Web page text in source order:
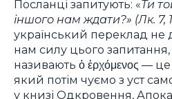
Посланці запитують: «Ти
іншого нам ждати?» (Лк. 7,
український переклад не
нам силу цього запитання,
називають ὁ ἐρχόμενος — це
який потім чуємо з уст
у книзі Одкровення,